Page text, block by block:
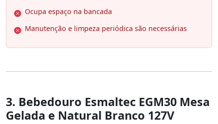
Ocupa espaço na bancada
Manutenção e limpeza periódica são necessárias
3. Bebedouro Esmaltec EGM30 Mesa
Gelada e Natural Branco 127V